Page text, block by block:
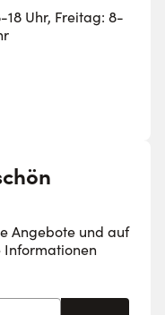
Uhr, Freitag: 8-
Angebote und auf
Informationen